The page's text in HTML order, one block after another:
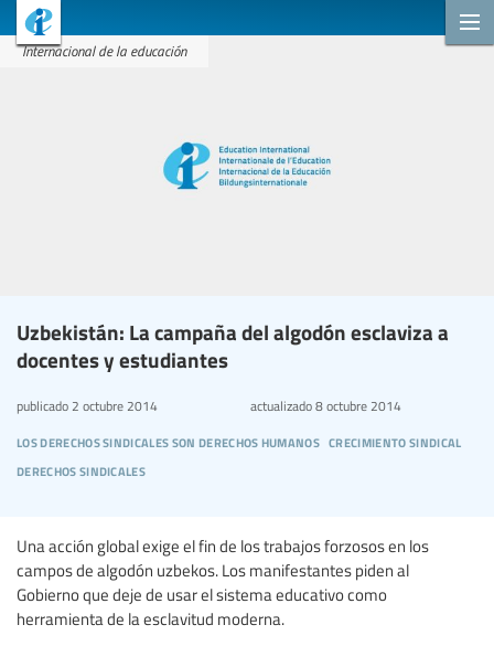
Internacional de la educación
Uzbekistán: La campaña del algodón esclaviza a
docentes y estudiantes
los derechos sindicales son derechos humanos crecimiento sindical
derechos sindicales
publicado 2 octubre 2014 actualizado8 octubre 2014
Una acción global exige el fin de los trabajos forzosos en los
campos de algodón uzbekos. Los manifestantes piden al
Gobierno que deje de usar el sistema educativo como
herramienta de la esclavitud moderna.